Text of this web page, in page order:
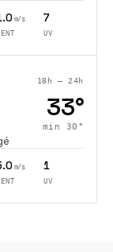
m/s
7
UV
18h – 24h
33°
min 30 °
m/s
1
UV